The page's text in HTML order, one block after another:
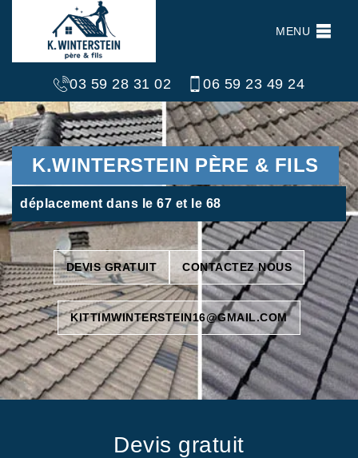
MENU
03 59 28 31 02 06 59 23 49 24
K.WINTERSTEIN PÈRE & FILS
déplacement dans le 67 et le 68
DEVIS GRATUIT CONTACTEZ NOUS
KITTIMWINTERSTEIN16@GMAIL.COM
Devis gratuit